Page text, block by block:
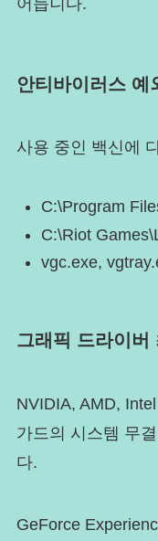
안티바이러스 예
사용 중인 백신에
C:\Program
C:\Riot
vgc.exe,
그래픽 드라이버
NVIDIA, AMD,
가드의 시스템 무
다.
GeForce